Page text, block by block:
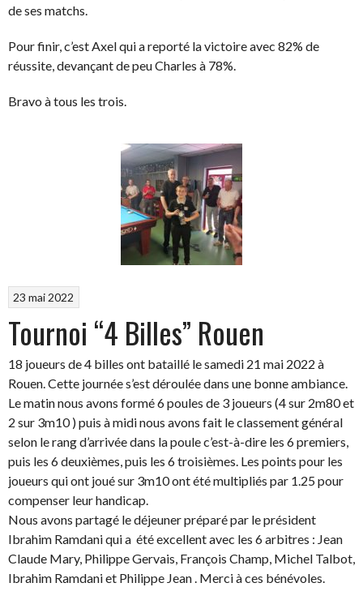
de ses matchs.
Pour finir, c’est Axel qui a reporté la victoire avec 82% de
réussite, devançant de peu Charles à 78%.
Bravo à tous les trois.
23 mai 2022
Tournoi “4 Billes” Rouen
18 joueurs de 4 billes ont bataillé le samedi 21 mai 2022 à
Rouen. Cette journée s’est déroulée dans une bonne ambiance.
Le matin nous avons formé 6 poules de 3 joueurs (4 sur 2m80 et
2 sur 3m10 ) puis à midi nous avons fait le classement général
selon le rang d’arrivée dans la poule c’est-à-dire les 6 premiers,
puis les 6 deuxièmes, puis les 6 troisièmes. Les points pour les
joueurs qui ont joué sur 3m10 ont été multipliés par 1.25 pour
compenser leur handicap.
Nous avons partagé le déjeuner préparé par le président
Ibrahim Ramdani qui a été excellent avec les 6 arbitres : Jean
Claude Mary, Philippe Gervais, François Champ, Michel Talbot,
Ibrahim Ramdani et Philippe Jean . Merci à ces bénévoles.